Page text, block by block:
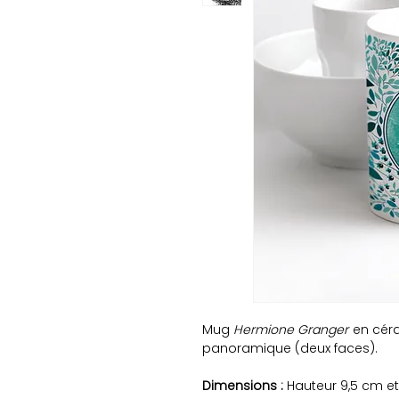
Mug Hermione Grangeren
panoramique (deux faces).
Dimensions : Hauteur 9,5 cm